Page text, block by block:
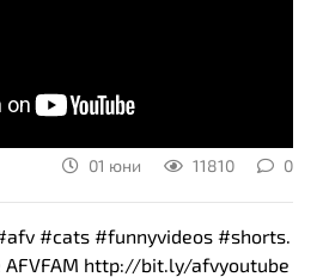
01 юни 11810 0
#cats #funnyvideos #shorts.
http://bit.ly/afvyoutube